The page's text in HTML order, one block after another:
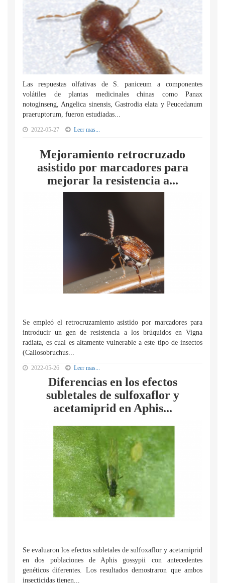
Las respuestas olfativas de S. paniceum a componentes
volátiles de plantas medicinales chinas como Panax
notoginseng, Angelica sinensis, Gastrodia elata y Peucedanum
praeruptorum, fueron estudiadas...
2022-05-27 Leer mas...
Mejoramiento retrocruzado
asistido por marcadores para
mejorar la resistencia a...
Se empleó el retrocruzamiento asistido por marcadores para
introducir un gen de resistencia a los brúquidos en Vigna
radiata, es cual es altamente vulnerable a este tipo de insectos
(Callosobruchus...
2022-05-26 Leer mas...
Diferencias en los efectos
subletales de sulfoxaflor y
acetamiprid en Aphis...
Se evaluaron los efectos subletales de sulfoxaflor y acetamiprid
en dos poblaciones de Aphis gossypii con antecedentes
genéticos diferentes. Los resultados demostraron que ambos
insecticidas tienen...